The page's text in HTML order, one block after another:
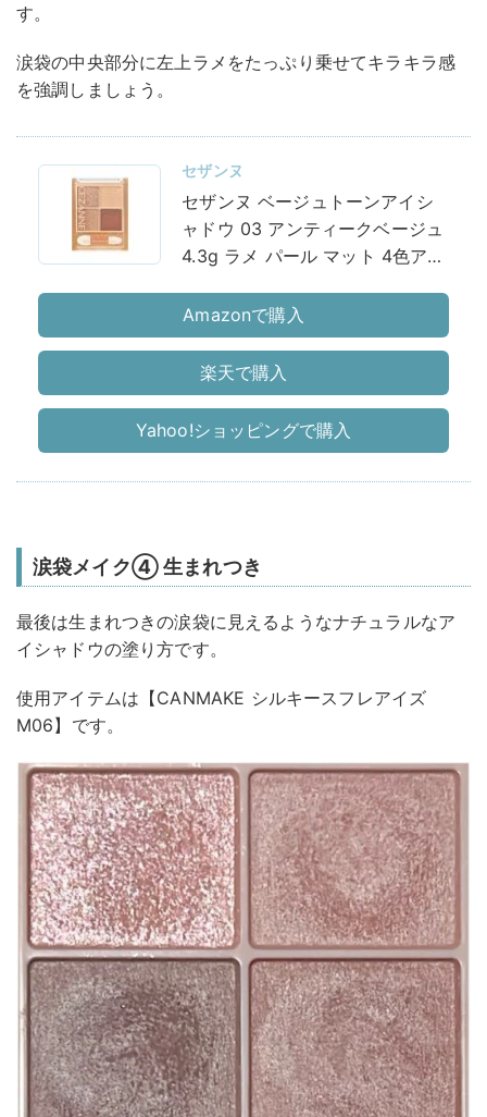
す。
涙袋の中央部分に左上ラメをたっぷり乗せてキラキラ感
を強調しましょう。
セザンヌ
セザンヌ ベージュトーンアイシ
ャドウ 03 アンティークベージュ
4.3g ラメ パール マット 4色アイ
Amazonで購入
楽天で購入
Yahoo!ショッピングで購入
涙袋メイク④ 生まれつき
最後は生まれつきの涙袋に見えるようなナチュラルなア
イシャドウの塗り方です。
使用アイテムは【CANMAKE シルキースフレアイズ
M06】です。